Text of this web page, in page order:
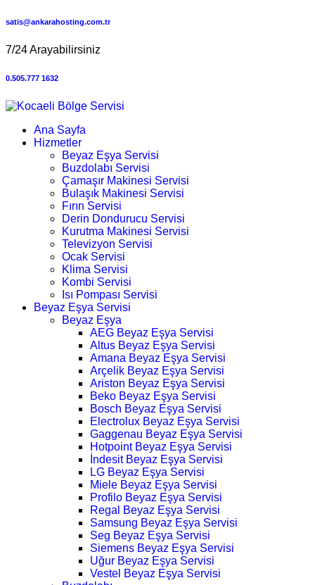
satis@ankarahosting.com.tr
7/24 Arayabilirsiniz
0.505.777 1632
Ana Sayfa
Hizmetler
Beyaz Eşya Servisi
Buzdolabı Servisi
Çamaşır Makinesi Servisi
Bulaşık Makinesi Servisi
Fırın Servisi
Derin Dondurucu Servisi
Kurutma Makinesi Servisi
Televizyon Servisi
Ocak Servisi
Klima Servisi
Kombi Servisi
Isı Pompası Servisi
Beyaz Eşya Servisi
Beyaz Eşya
AEG Beyaz Eşya Servisi
Altus Beyaz Eşya Servisi
Amana Beyaz Eşya Servisi
Arçelik Beyaz Eşya Servisi
Ariston Beyaz Eşya Servisi
Beko Beyaz Eşya Servisi
Bosch Beyaz Eşya Servisi
Electrolux Beyaz Eşya Servisi
Gaggenau Beyaz Eşya Servisi
Hotpoint Beyaz Eşya Servisi
İndesit Beyaz Eşya Servisi
LG Beyaz Eşya Servisi
Miele Beyaz Eşya Servisi
Profilo Beyaz Eşya Servisi
Regal Beyaz Eşya Servisi
Samsung Beyaz Eşya Servisi
Seg Beyaz Eşya Servisi
Siemens Beyaz Eşya Servisi
Uğur Beyaz Eşya Servisi
Vestel Beyaz Eşya Servisi